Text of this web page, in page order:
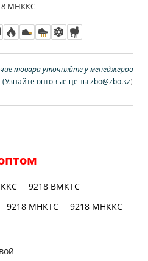
МНККС
товара уточняйте у менеджеров
(Узнайте оптовые цены zbo@zbo.kz)
9218 ВМКТС
9218 МНКТС 9218 МНККС